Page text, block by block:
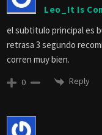
Leo_It Is
el subtitulo principal es
retrasa 3 segundo
corren muy bien.
0 Reply